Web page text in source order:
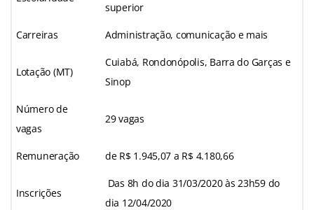
superior
Carreiras Administração, comunicação e mais
Lotação (MT)
Cuiabá, Rondonópolis, Barra do Garças e
Sinop
Número de
vagas
29 vagas
Remuneração de R$ 1.945,07 a R$ 4.180,66
Inscrições
Das 8h do dia 31/03/2020 às 23h59 do
dia 12/04/2020